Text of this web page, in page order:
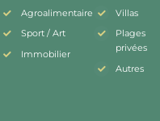
Agroalimentaire
Sport / Art
Immobilier
Villas
Plages
privées
Autres